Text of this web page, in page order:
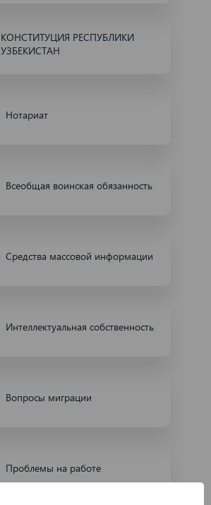
КОНСТИТУЦИЯ РЕСПУБЛИКИ
УЗБЕКИСТАН
Нотариат
Всеобщая воинская обязанность
Средства массовой информации
Интеллектуальная собственность
Вопросы миграции
Проблемы на работе